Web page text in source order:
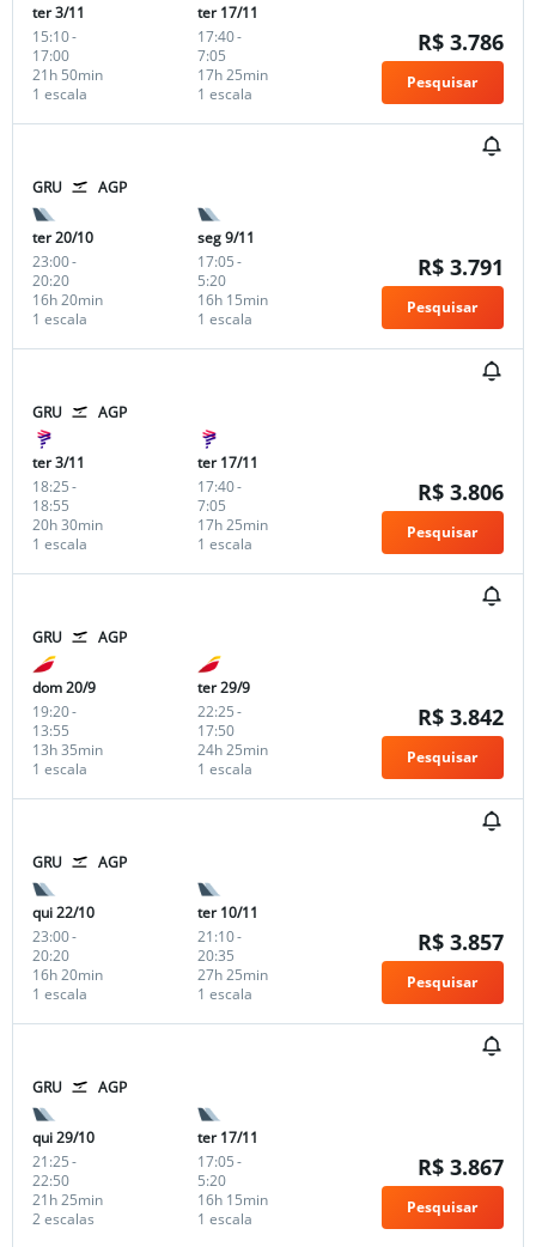
ter 3/11
15:10-
17:00
1 escala
21h 50min
ter 17/11
17:40-
7:05
1 escala
17h 25min
R$ 3.786
Pesquisar
GRU AGP
ter 20/10
23:00-
20:20
1 escala
16h 20min
seg 9/11
17:05-
5:20
1 escala
16h 15min
R$ 3.791
Pesquisar
GRU AGP
ter 3/11
18:25-
18:55
1 escala
20h 30min
ter 17/11
17:40-
7:05
1 escala
17h 25min
R$ 3.806
Pesquisar
GRU AGP
dom 20/9
19:20-
13:55
1 escala
13h 35min
ter 29/9
22:25-
17:50
1 escala
24h 25min
R$ 3.842
Pesquisar
GRU AGP
qui 22/10
23:00-
20:20
1 escala
16h 20min
ter 10/11
21:10-
20:35
1 escala
27h 25min
R$ 3.857
Pesquisar
GRU AGP
qui 29/10
21:25-
22:50
2 escalas
21h 25min
ter 17/11
17:05-
5:20
1 escala
16h 15min
R$ 3.867
Pesquisar